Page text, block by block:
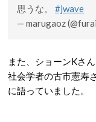
思うな。 #jwave
— marugaoz
また、ショーンKさ
社会学者の古市憲寿
に語っていました。